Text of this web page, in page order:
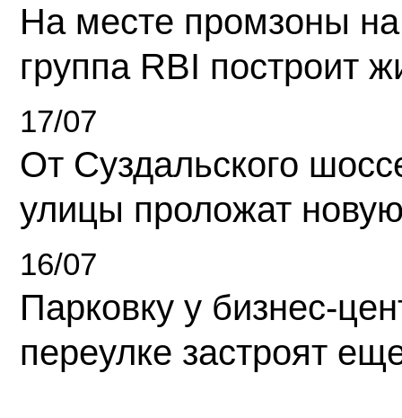
На месте промзоны
группа RBI построит
17/07
От Суздальского
улицы проложат
16/07
Парковку у бизнес-
переулке застроят